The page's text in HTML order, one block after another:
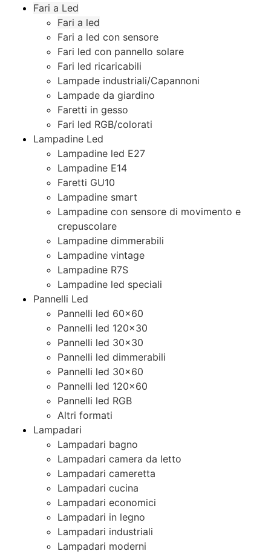
Fari a Led
Fari a led
Fari a led con sensore
Fari led con pannello solare
Fari led ricaricabili
Lampade industriali/Capannoni
Lampade da giardino
Faretti in gesso
Fari led RGB/colorati
Lampadine Led
Lampadine led E27
Lampadine E14
Faretti GU10
Lampadine smart
Lampadine con sensore di movimento e
crepuscolare
Lampadine dimmerabili
Lampadine vintage
Lampadine R7S
Lampadine led speciali
Pannelli Led
Pannelli led 60×60
Pannelli led 120×30
Pannelli led 30×30
Pannelli led dimmerabili
Pannelli led 30×60
Pannelli led 120×60
Pannelli led RGB
Altri formati
Lampadari
Lampadari bagno
Lampadari camera da letto
Lampadari cameretta
Lampadari cucina
Lampadari economici
Lampadari in legno
Lampadari industriali
Lampadari moderni